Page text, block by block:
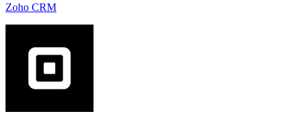
Zoho CRM